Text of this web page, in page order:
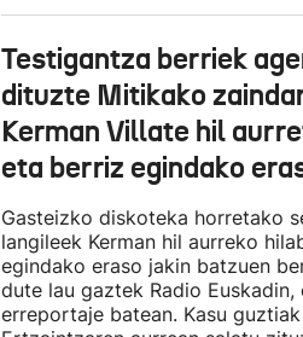
Testigantza berriek
dituzte Mitikako
Kerman Villate hil
eta berriz egindako
Gasteizko diskoteka horretako
langileek Kerman hil aurreko
egindako eraso jakin batzuen
dute lau gaztek Radio Euskadin,
erreportaje batean. Kasu guztiak